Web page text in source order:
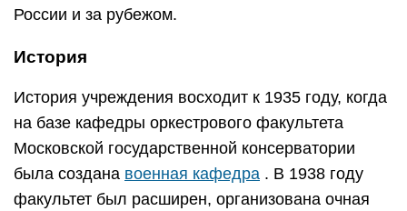
России и за рубежом.
История
История учреждения восходит к 1935 году, когда
на базе кафедры оркестрового факультета
Московской государственной консерватории
была создана военная кафедра . В 1938 году
факультет был расширен, организована очная